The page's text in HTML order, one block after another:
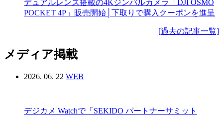
デュアルレンズ搭載の4Kジンバルカメラ「DJI OSMO
POCKET 4P」販売開始│下取りで購入クーポンを進呈
[過去の記事一覧]
メディア掲載
2026. 06. 22 WEB
デジカメ Watchで「SEKIDO パートナーサミット